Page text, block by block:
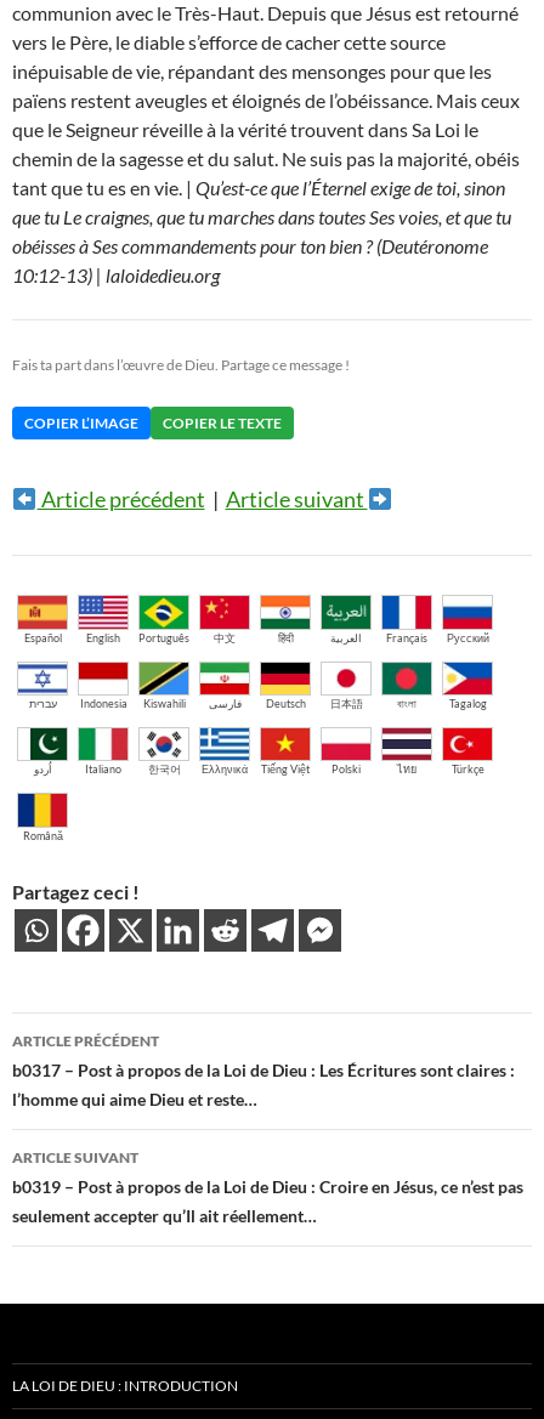
communion avec le Très-Haut. Depuis que Jésus est retourné
vers le Père, le diable s’efforce de cacher cette source
inépuisable de vie, répandant des mensonges pour que les
païens restent aveugles et éloignés de l’obéissance. Mais ceux
que le Seigneur réveille à la vérité trouvent dans Sa Loi le
chemin de la sagesse et du salut. Ne suis pas la majorité, obéis
tant que tu es en vie. | Qu’est-ce que l’Éternel exige de toi, sinon
que tu Le craignes, que tu marches dans toutes Ses voies, et que tu
obéisses à Ses commandements pour ton bien ? (Deutéronome
10:12-13) | laloidedieu.org
Fais ta part dans l’œuvre de Dieu. Partage ce message !
COPIER L’IMAGE COPIER LE TEXTE
Article précédent | Article suivant
Español English Português 中文 हिंदी العربية Français Русский
עברית Indonesia Kiswahili فارسی Deutsch 日本語 বাংলা Tagalog
اُردو Italiano 한국어 Ελληνικά Tiếng Việt Polski ไทย Türkçe
Română
Partagez ceci !
Navigation
des
articles
ARTICLE PRÉCÉDENT
b0317 – Post à propos de la Loi de Dieu : Les Écritures sont claires :
l’homme qui aime Dieu et reste…
ARTICLE SUIVANT
b0319 – Post à propos de la Loi de Dieu : Croire en Jésus, ce n’est pas
seulement accepter qu’Il ait réellement…
LA LOI DE DIEU : INTRODUCTION